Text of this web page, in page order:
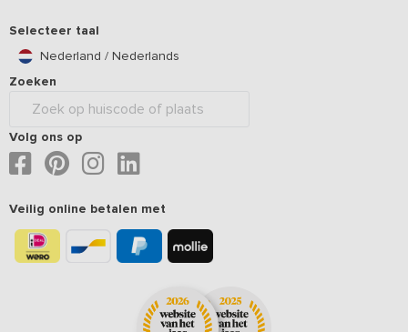
Selecteer taal
Nederland / Nederlands
Zoeken
Volg ons op
Veilig online betalen met